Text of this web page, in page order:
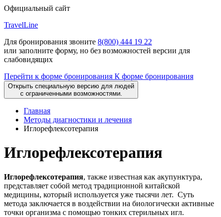
Официальный сайт
TravelLine
Для бронирования звоните 8(800) 444 19 22
или заполните форму, но без возможностей версии для
слабовидящих
Перейти к форме бронирования К форме бронирования
Открыть специальную версию для людей
с ограниченными возможностями.
Главная
Методы диагностики и лечения
Иглорефлексотерапия
Иглорефлексотерапия
Иглорефлексотерапия, также известная как акупунктура,
представляет собой метод традиционной китайской
медицины, который используется уже тысячи лет. Суть
метода заключается в воздействии на биологически активные
точки организма с помощью тонких стерильных игл.